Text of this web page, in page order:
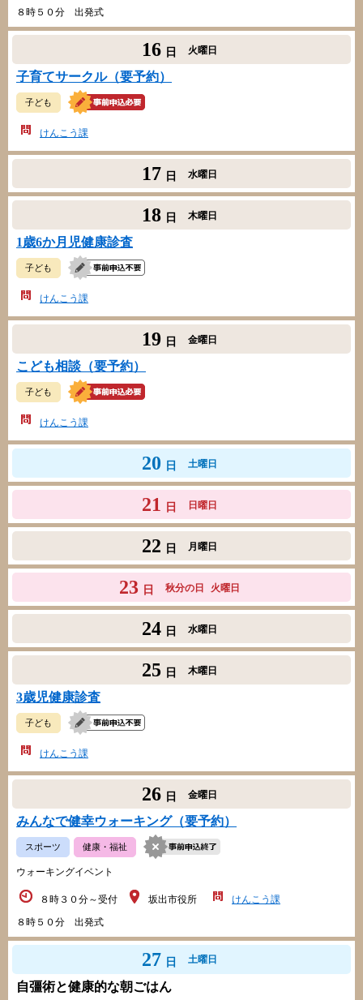
８時５０分 出発式
16 日 火曜日
子育てサークル（要予約）
子ども
けんこう課
17 日 水曜日
18 日 木曜日
1歳6か月児健康診査
子ども
けんこう課
19 日 金曜日
こども相談（要予約）
子ども
けんこう課
20 日 土曜日
21 日 日曜日
22 日 月曜日
23 日 秋分の日 火曜日
24 日 水曜日
25 日 木曜日
3歳児健康診査
子ども
けんこう課
26 日 金曜日
みんなで健幸ウォーキング（要予約）
スポーツ 健康・福祉
ウォーキングイベント
８時３０分～受付
８時５０分 出発式
坂出市役所 けんこう課
27 日 土曜日
自彊術と健康的な朝ごはん